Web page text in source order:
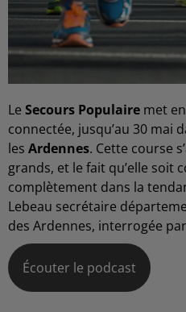
Le Secours Populaire met
connectée, jusqu’au 30 mai
les Ardennes. Cette course
grands, et le fait qu’elle soit
complètement dans la
Lebeau secrétaire
des Ardennes, interrogée
Écouter le podcast